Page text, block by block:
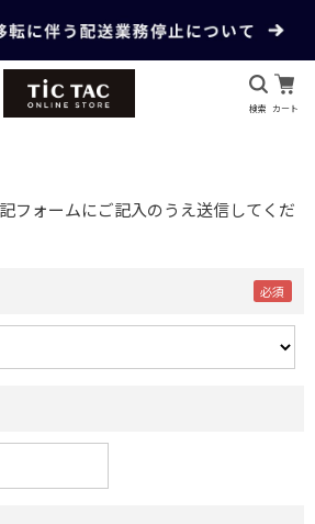
検索 カート
フォームにご記入のうえ送信してくだ